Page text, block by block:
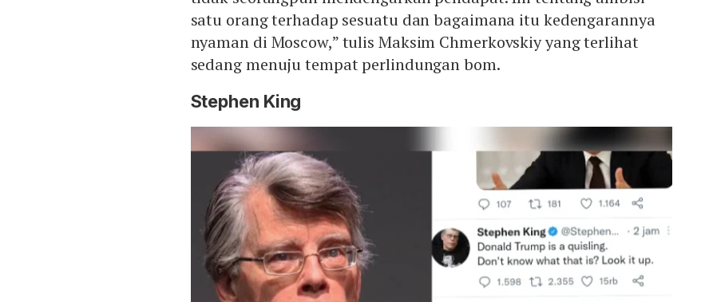
satu orang terhadap sesuatu dan bagaimana itu kedengarannya
nyaman di Moscow,” tulis Maksim Chmerkovskiy yang terlihat
sedang menuju tempat perlindungan bom.
Stephen King